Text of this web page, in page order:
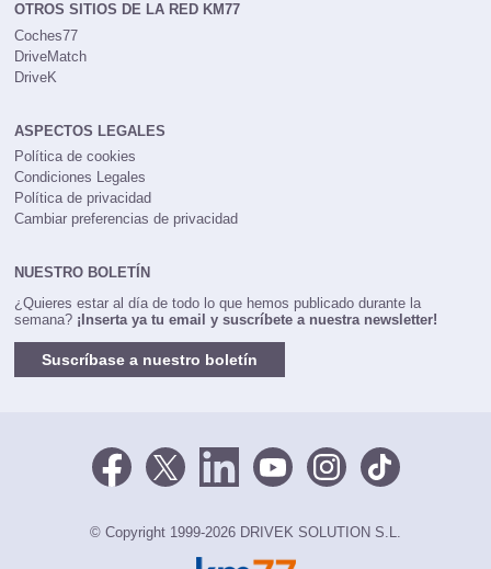
OTROS SITIOS DE LA RED KM77
Coches77
DriveMatch
DriveK
ASPECTOS LEGALES
Política de cookies
Condiciones Legales
Política de privacidad
Cambiar preferencias de privacidad
NUESTRO BOLETÍN
¿Quieres estar al día de todo lo que hemos publicado durante la
semana? ¡Inserta ya tu email y suscríbete a nuestra newsletter!
Suscríbase a nuestro boletín
© Copyright 1999-2026 DRIVEK SOLUTION S.L.